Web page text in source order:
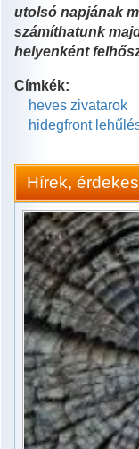
utolsó napjának
számíthatunk
helyenként
Címkék:
heves zivatarok
hidegfront
Hírek,